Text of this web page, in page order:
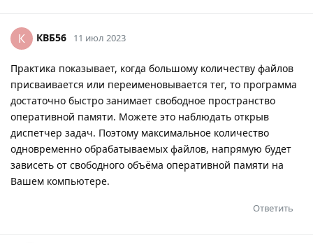
К КВБ56 11 июл 2023
Практика показывает, когда большому количеству файлов
присваивается или переименовывается тег, то программа
достаточно быстро занимает свободное пространство
оперативной памяти. Можете это наблюдать открыв
диспетчер задач. Поэтому максимальное количество
одновременно обрабатываемых файлов, напрямую будет
зависеть от свободного объёма оперативной памяти на
Вашем компьютере.
Ответить